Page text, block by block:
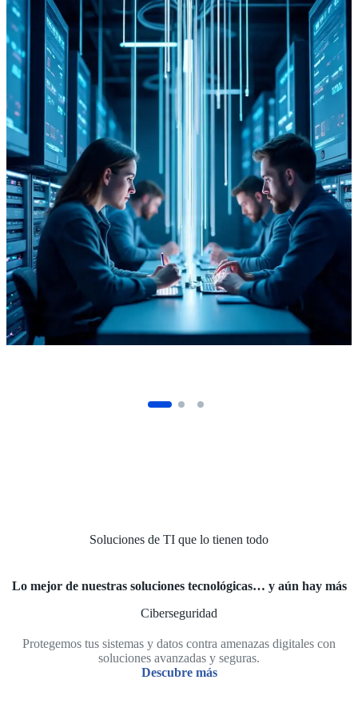
Soluciones de TI que lo tienen todo
Lo mejor de nuestras soluciones tecnológicas… y aún hay más
Ciberseguridad
Protegemos tus sistemas y datos contra amenazas digitales con
soluciones avanzadas y seguras.
Descubre más